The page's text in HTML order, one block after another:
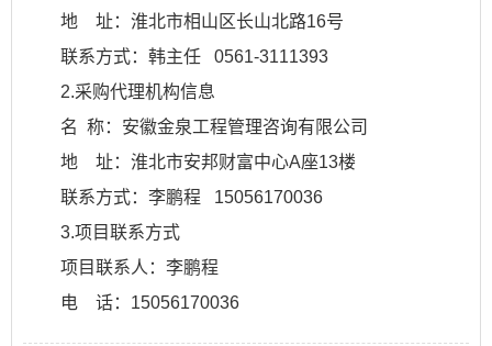
地 址：淮北市相山区长山北路16号
联系方式：韩主任 0561-3111393
2.采购代理机构信息
名 称：安徽金泉工程管理咨询有限公司
地 址：淮北市安邦财富中心A座13楼
联系方式：李鹏程 15056170036
3.项目联系方式
项目联系人：李鹏程
电 话：15056170036